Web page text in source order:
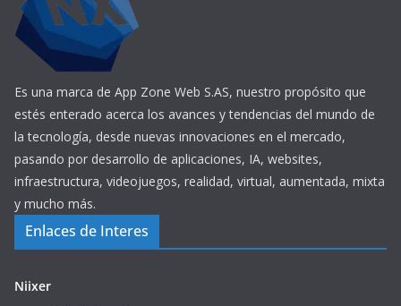
Es una marca de App Zone Web S.AS, nuestro propósito que
estés enterado acerca los avances y tendencias del mundo de
la tecnología, desde nuevas innovaciones en el mercado,
pasando por desarrollo de aplicaciones, IA, websites,
infraestructura, videojuegos, realidad, virtual, aumentada, mixta
y mucho más.
Enlaces de Interes
Niixer